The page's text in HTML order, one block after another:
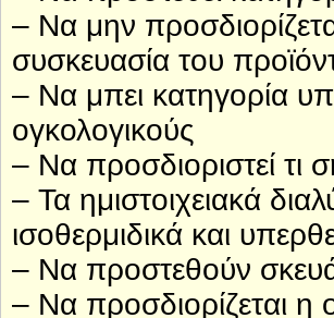
– Να μην
συσκευασία του
– Να μπει κατηγορία
ογκολογικούς
– Να προσδιοριστεί τι
– Τα ημιστοιχειακά
ισοθερμιδικά και
– Να προστεθούν
– Να προσδιορίζεται η